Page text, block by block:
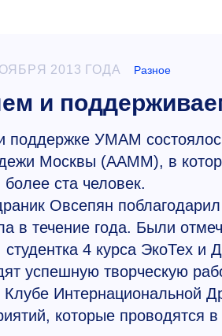
2013 ГОДА Разное
и
УМАМ
Москвы (ААМ​М), в
более ста человек.
Овсепян поблагодарил
в течение года. Были
4 курса ЭкоТех и
успешную творческую
Интернациональной
которые